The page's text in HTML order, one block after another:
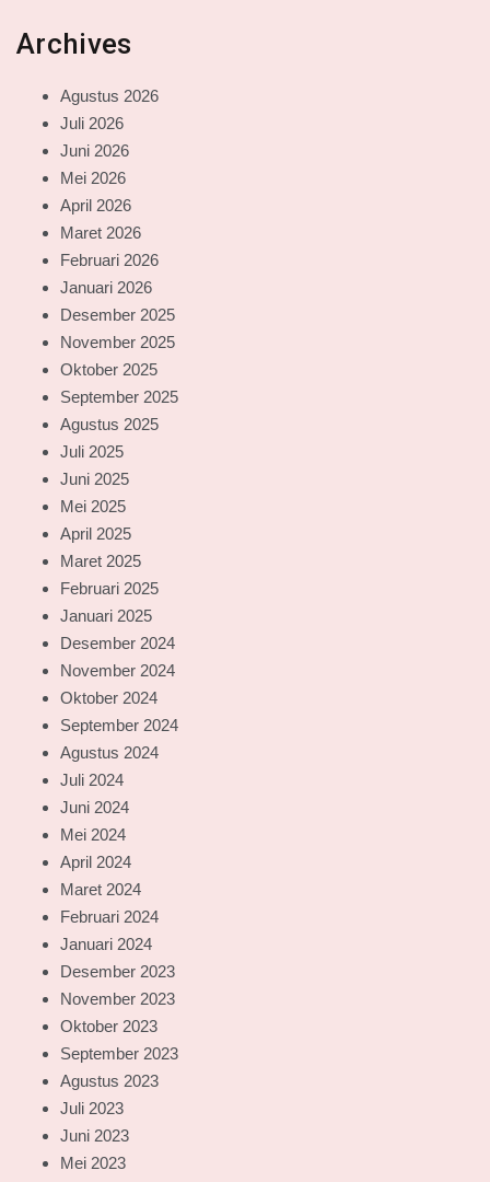
Archives
Agustus 2026
Juli 2026
Juni 2026
Mei 2026
April 2026
Maret 2026
Februari 2026
Januari 2026
Desember 2025
November 2025
Oktober 2025
September 2025
Agustus 2025
Juli 2025
Juni 2025
Mei 2025
April 2025
Maret 2025
Februari 2025
Januari 2025
Desember 2024
November 2024
Oktober 2024
September 2024
Agustus 2024
Juli 2024
Juni 2024
Mei 2024
April 2024
Maret 2024
Februari 2024
Januari 2024
Desember 2023
November 2023
Oktober 2023
September 2023
Agustus 2023
Juli 2023
Juni 2023
Mei 2023